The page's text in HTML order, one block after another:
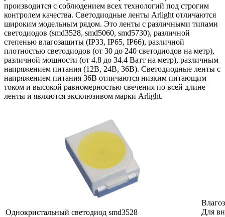
производится с соблюдением всех технологий под строгим
контролем качества. Светодиодные ленты Arlight отличаются
широким модельным рядом. Это ленты с различными типами
светодиодов (smd3528, smd5060, smd5730), различной
степенью влагозащиты (IP33, IP65, IP66), различной
плотностью светодиодов (от 30 до 240 светодиодов на метр),
различной мощности (от 4.8 до 34.4 Ватт на метр), различным
напряжением питания (12В, 24В, 36В). Светодиодные ленты с
напряжением питания 36В отличаются низким питающим
током и высокой равномерностью свечения по всей длине
ленты и являются эксклюзивом марки Arlight.
Однокристальный светодиод smd3528
Для